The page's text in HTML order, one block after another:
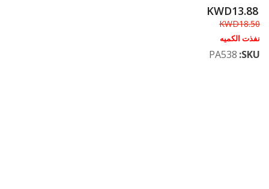
الصور
معرض
الصور
KWD13.88
KWD18.50
نفذت الكميه
SKU
PA538